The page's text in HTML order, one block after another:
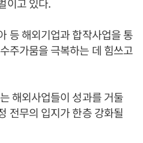
등 해외기업과 합작사업을 통
주가뭄을 극복하는 데 힘쓰고
해외사업들이 성과를 거둘
전무의 입지가 한층 강화될